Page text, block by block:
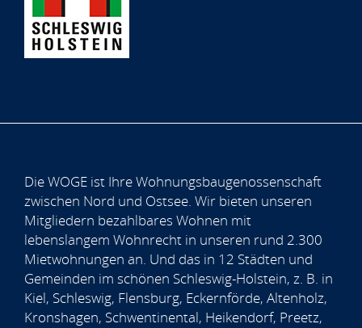
Die WOGE ist Ihre Wohnungsbaugenossenschaft
zwischen Nord und Ostsee. Wir bieten unseren
Mitgliedern bezahlbares Wohnen mit
lebenslangem Wohnrecht in unseren rund 2.300
Mietwohnungen an. Und das in 12 Städten und
Gemeinden im schönen Schleswig-Holstein, z. B. in
Kiel, Schleswig, Flensburg, Eckernförde, Altenholz,
Kronshagen, Schwentinental, Heikendorf, Preetz,